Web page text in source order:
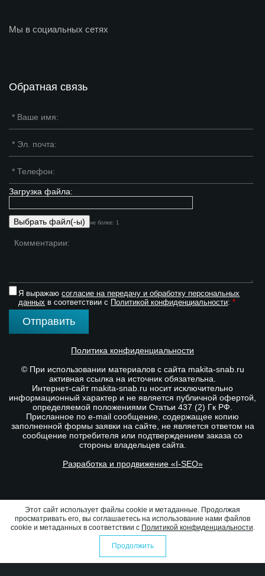
Сравнение
Мы в социальных сетях
Обратная связь
Загрузка файла:
не более: 1
Я выражаюсогласие на передачу и обработку персональных
данных в соответствии с Политикой конфиденциальности:*
Отправить
Политика конфиденциальности
© При использовании материалов с сайта makita-snab.ru
активная ссылка на источник обязательна.
Интернет-сайт makita-snab.ru носит исключительно
информационный характер и не является публичной офертой,
определяемой положениями Статьи 437 (2) Гк РФ.
Присланное по e-mail сообщение, содержащее копию
заполненной формы заявки на сайте, не является ответом на
сообщение потребителя или подтверждением заказа со
стороны владельцев сайта.
Разработка и продвижение «I-SEO»
Этот сайт использует файлы cookie и метаданные. Продолжая
просматривать его, вы соглашаетесь на использование нами файлов
cookie и метаданных в соответствии с Политикой конфиденциальности.
Продолжить